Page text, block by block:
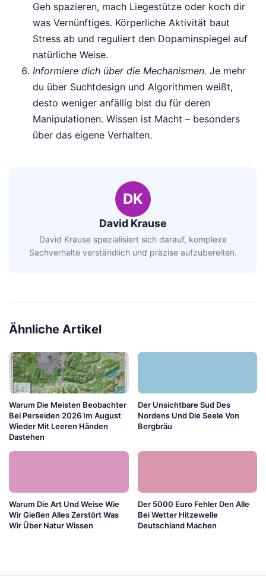
Geh spazieren, mach Liegestütze oder koch dir
was Vernünftiges. Körperliche Aktivität baut
Stress ab und reguliert den Dopaminspiegel auf
natürliche Weise.
Informiere dich über die Mechanismen. Je mehr
du über Suchtdesign und Algorithmen weißt,
desto weniger anfällig bist du für deren
Manipulationen. Wissen ist Macht – besonders
über das eigene Verhalten.
DK
David Krause
David Krause spezialisiert sich darauf, komplexe
Sachverhalte verständlich und präzise aufzubereiten.
Ähnliche Artikel
Warum Die Meisten Beobachter
Bei Perseiden 2026 Im August
Wieder Mit Leeren Händen
Dastehen
Der Unsichtbare Sud Des
Nordens Und Die Seele Von
Bergbräu
Warum Die Art Und Weise Wie
Wir Gießen Alles Zerstört Was
Wir Über Natur Wissen
Der 5000 Euro Fehler Den Alle
Bei Wetter Hitzewelle
Deutschland Machen